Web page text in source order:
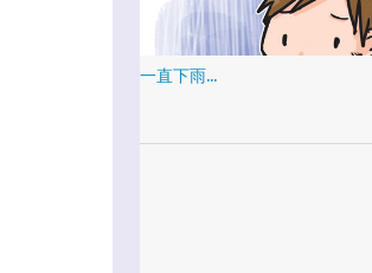
一直下雨...